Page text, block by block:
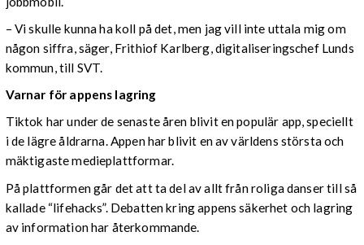
– Vi skulle kunna ha koll på det, men jag vill inte uttala mig om
någon siffra, säger, Frithiof Karlberg, digitaliseringschef Lunds
kommun, till SVT.
Varnar för appens lagring
Tiktok har under de senaste åren blivit en populär app, speciellt
i de lägre åldrarna. Appen har blivit en av världens största och
mäktigaste medieplattformar.
På plattformen går det att ta del av allt från roliga danser till så
kallade “lifehacks”. Debatten kring appens säkerhet och lagring
av information har återkommande.